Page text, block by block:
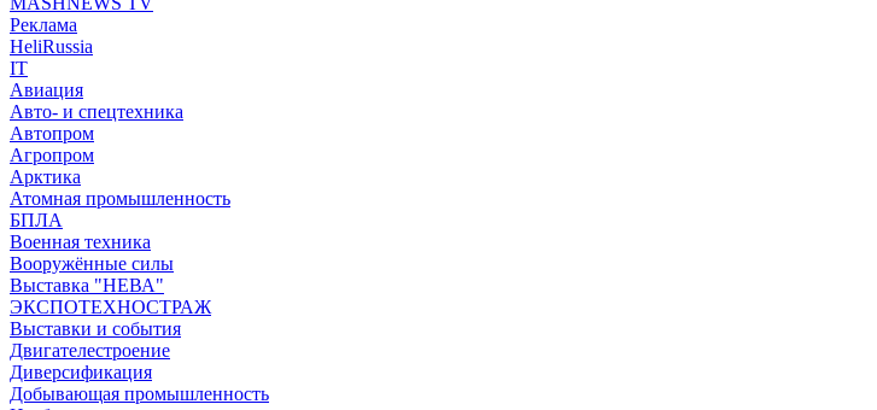
Реклама
HeliRussia
IT
Авиация
Авто- и спецтехника
Автопром
Агропром
Арктика
Атомная промышленность
БПЛА
Военная техника
Вооружённые силы
Выставка "НЕВА"
ЭКСПОТЕХНОСТРАЖ
Выставки и события
Двигателестроение
Диверсификация
Добывающая промышленность